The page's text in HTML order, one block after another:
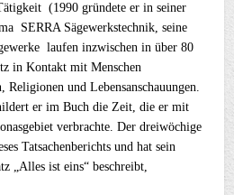
(1990 gründete er in seiner
SERRA Sägewerkstechnik, seine
laufen inzwischen in über 80
in Kontakt mit Menschen
und Lebensanschauungen.
er im Buch die Zeit, die er mit
verbrachte. Der dreiwöchige
Tatsachenberichts und hat sein
„Alles ist eins“ beschreibt,